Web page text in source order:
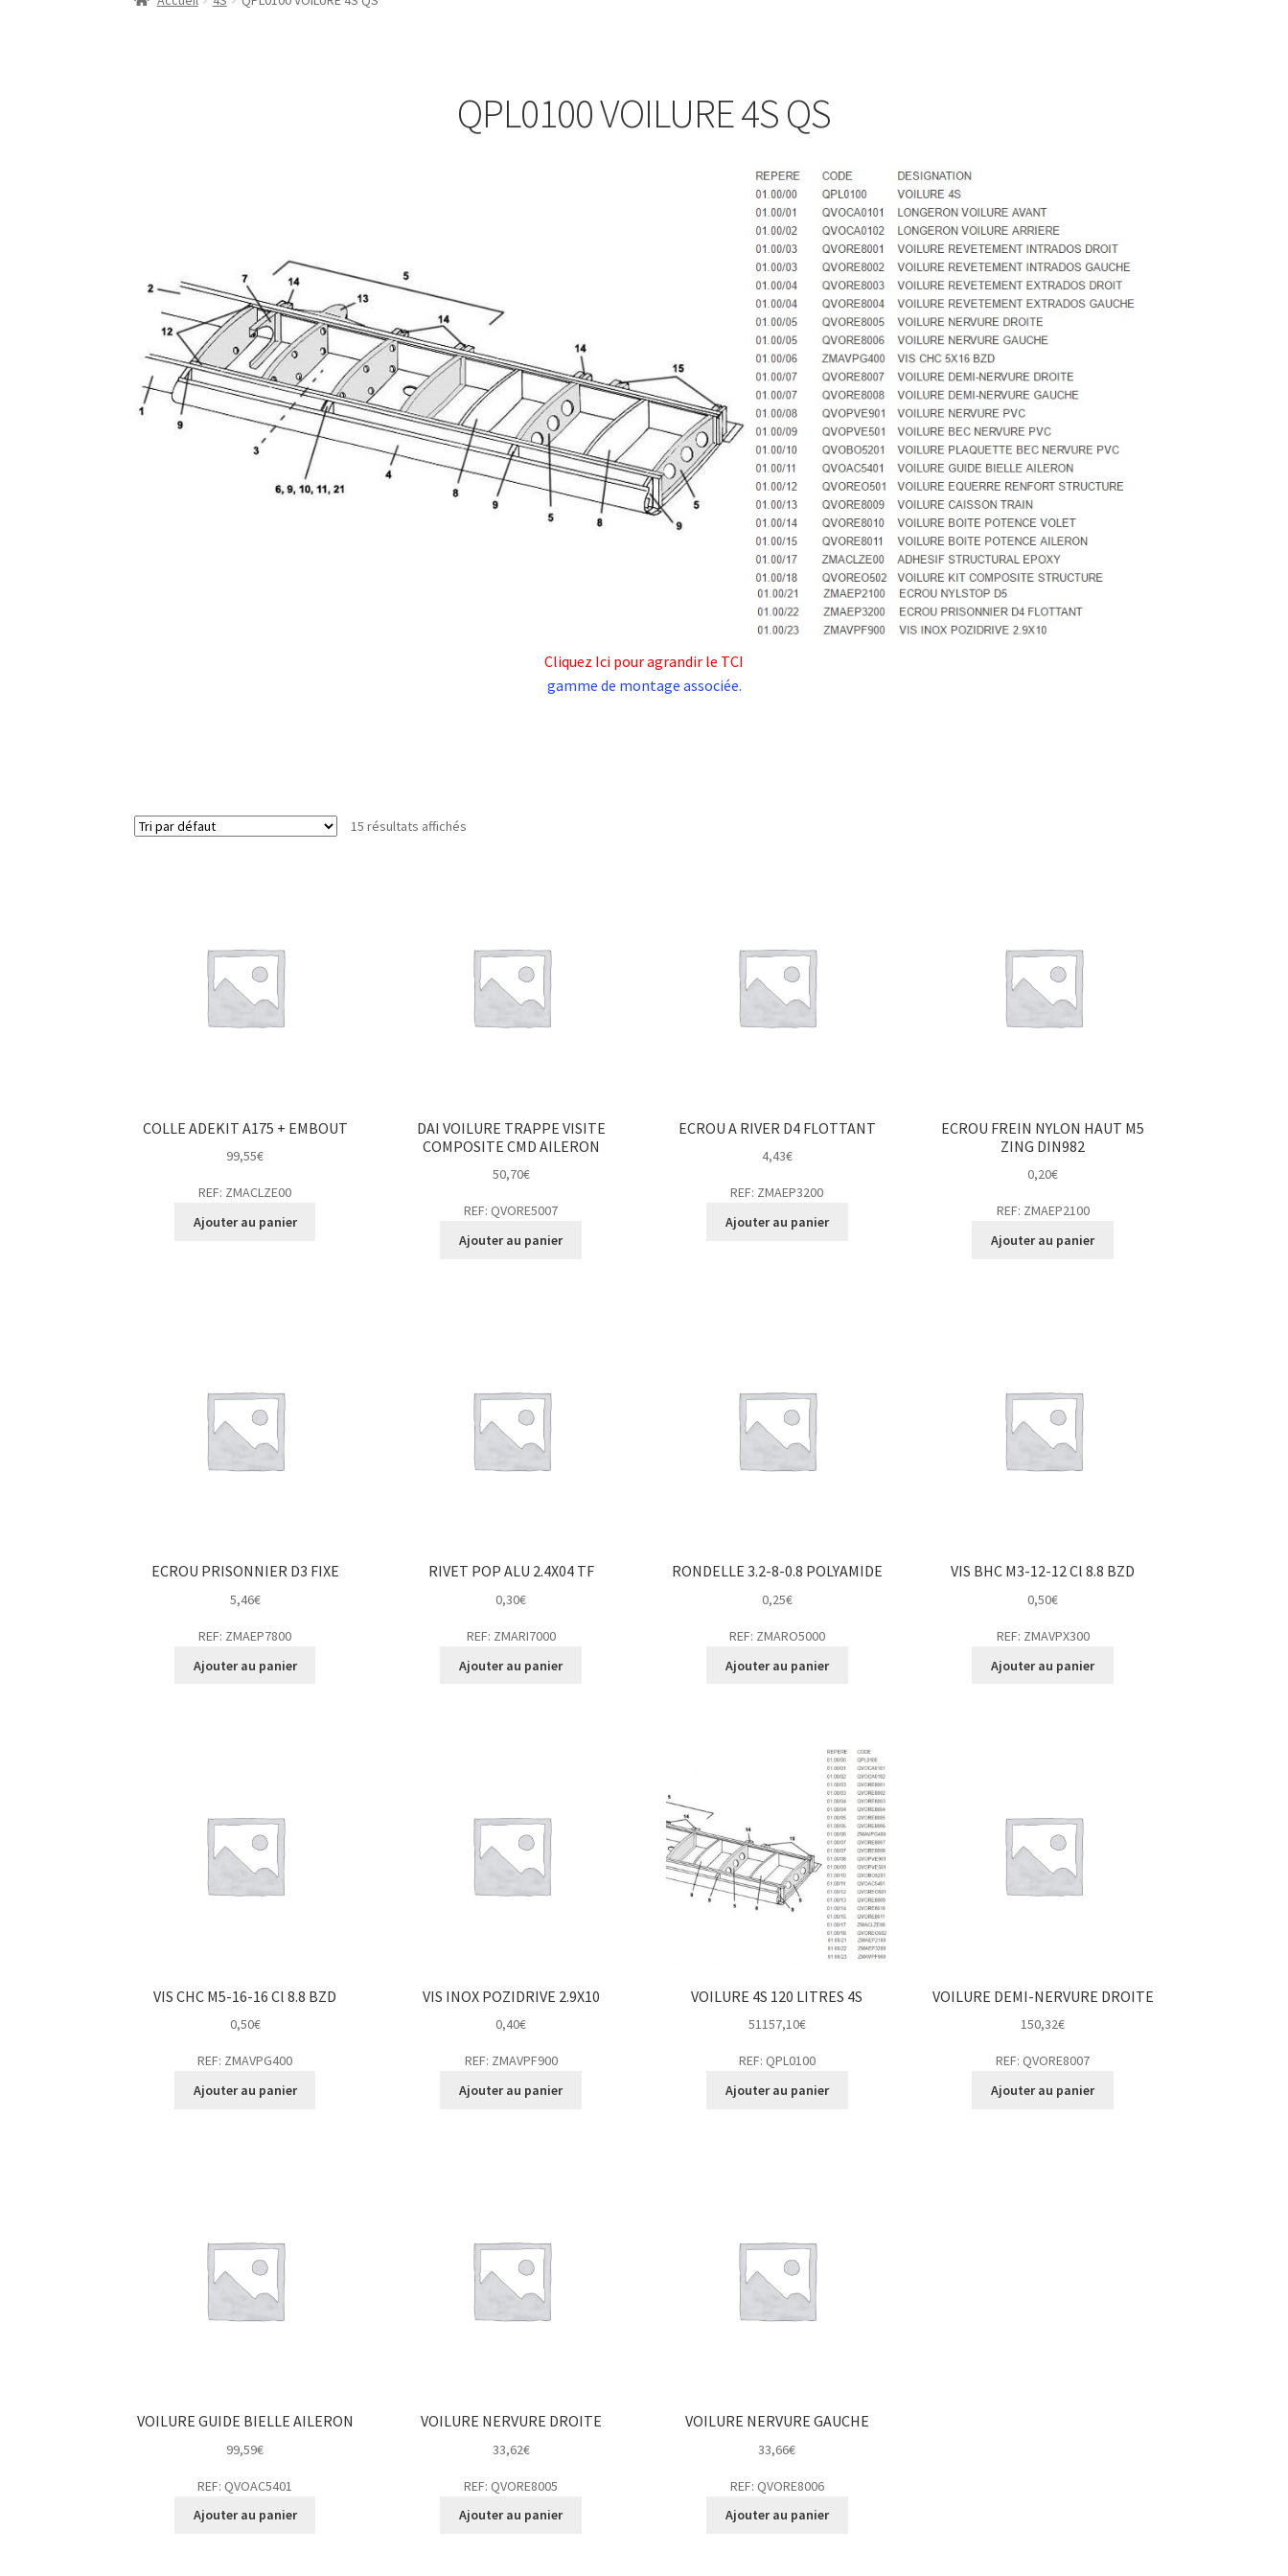
QPL0100 VOILURE 4S QS
Cliquez Ici pour agrandir le TCI
gamme de montage associée.
15 résultats affichés
COLLE ADEKIT A175 + EMBOUT
99,55€
REF: ZMACLZE00
Ajouter au panier
DAI VOILURE TRAPPE VISITE
COMPOSITE CMD AILERON
50,70€
REF: QVORE5007
Ajouter au panier
ECROU A RIVER D4 FLOTTANT
4,43€
REF: ZMAEP3200
Ajouter au panier
ECROU FREIN NYLON HAUT M5
ZING DIN982
0,20€
REF: ZMAEP2100
Ajouter au panier
ECROU PRISONNIER D3 FIXE
5,46€
REF: ZMAEP7800
Ajouter au panier
RIVET POP ALU 2.4X04 TF
0,30€
REF: ZMARI7000
Ajouter au panier
RONDELLE 3.2-8-0.8 POLYAMIDE
0,25€
REF: ZMARO5000
Ajouter au panier
VIS BHC M3-12-12 Cl 8.8 BZD
0,50€
REF: ZMAVPX300
Ajouter au panier
VIS CHC M5-16-16 Cl 8.8 BZD
0,50€
REF: ZMAVPG400
Ajouter au panier
VIS INOX POZIDRIVE 2.9X10
0,40€
REF: ZMAVPF900
Ajouter au panier
VOILURE 4S 120 LITRES 4S
51157,10€
REF: QPL0100
Ajouter au panier
VOILURE DEMI-NERVURE DROITE
150,32€
REF: QVORE8007
Ajouter au panier
VOILURE GUIDE BIELLE AILERON
99,59€
REF: QVOAC5401
Ajouter au panier
VOILURE NERVURE DROITE
33,62€
REF: QVORE8005
Ajouter au panier
VOILURE NERVURE GAUCHE
33,66€
REF: QVORE8006
Ajouter au panier